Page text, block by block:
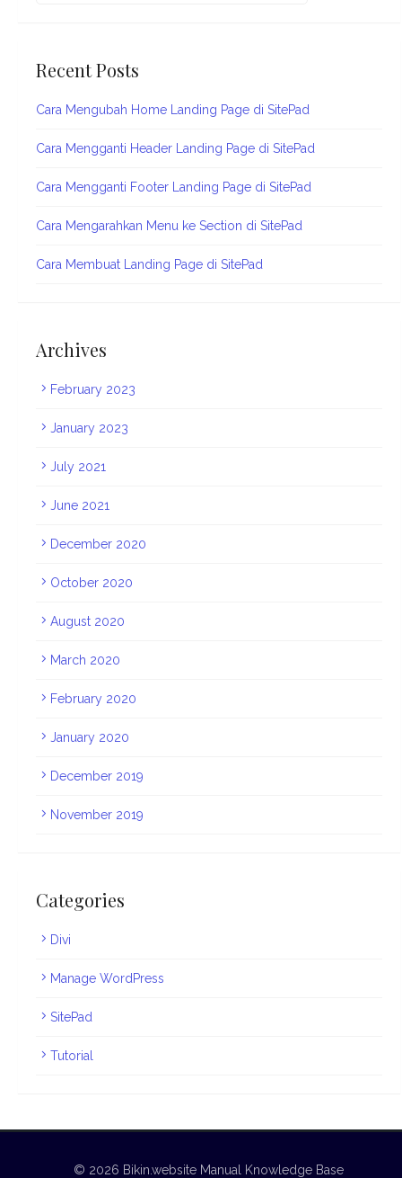
Recent Posts
Cara Mengubah Home Landing Page di SitePad
Cara Mengganti Header Landing Page di SitePad
Cara Mengganti Footer Landing Page di SitePad
Cara Mengarahkan Menu ke Section di SitePad
Cara Membuat Landing Page di SitePad
Archives
February 2023
January 2023
July 2021
June 2021
December 2020
October 2020
August 2020
March 2020
February 2020
January 2020
December 2019
November 2019
Categories
Divi
Manage WordPress
SitePad
Tutorial
© 2026 Bikin.website Manual Knowledge Base